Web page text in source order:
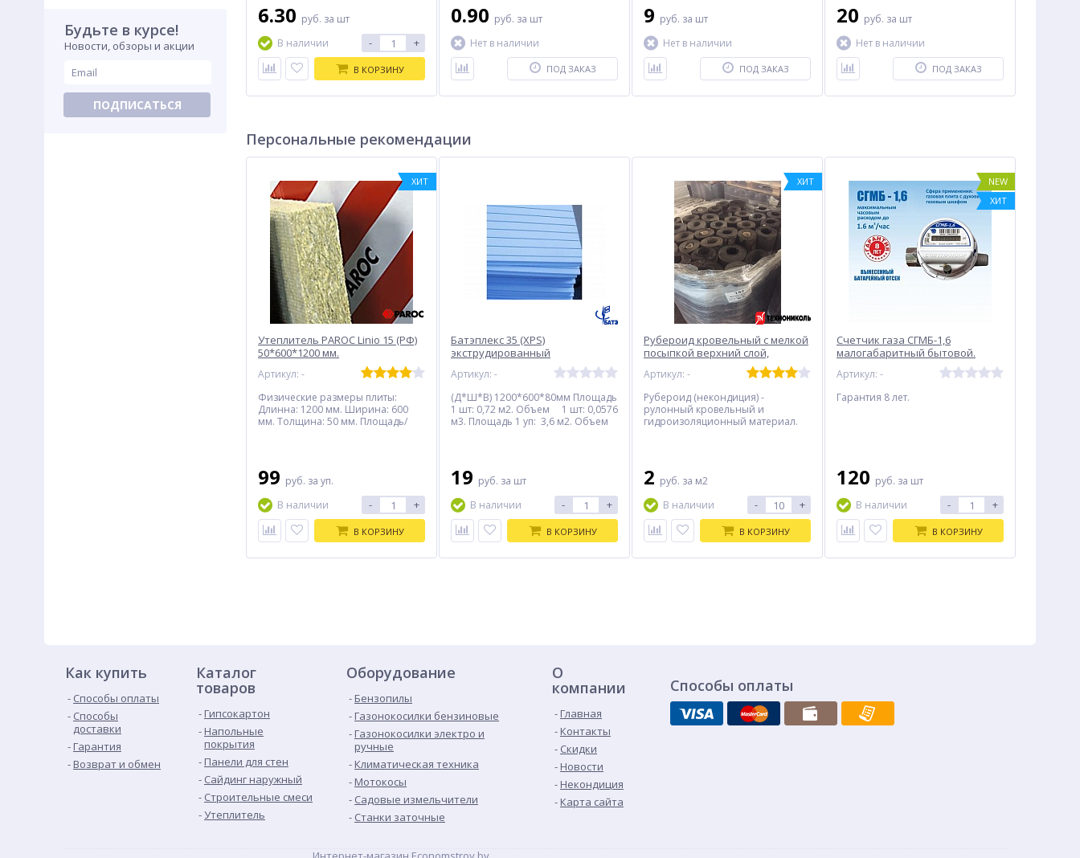
Будьте в курсе!
Новости, обзоры и акции
ПОДПИСАТЬСЯ
устройства перемычек между
ними в каркасах перегородок и
облицовок. Цена за 1 шт.
6.30 руб. за шт
В наличии
- +
В КОРЗИНУ
0.90 руб. за шт
Нет в наличии
ПОД ЗАКАЗ
9 руб. за шт
Нет в наличии
ПОД ЗАКАЗ
20 руб. за шт
Нет в наличии
ПОД ЗАКАЗ
Персональные рекомендации
ХИТ
Утеплитель PAROC Linio 15 (РФ)
50*600*1200 мм.
Артикул: -
Физические размеры плиты:
Длинна: 1200 мм. Ширина: 600
мм. Толщина: 50 мм. Площадь/
99 руб. за уп.
В наличии
- +
В КОРЗИНУ
Батэплекс 35 (XPS)
экструдированный
1200*600*80мм*5
шт=0,288м3/3,6м2.
Артикул: -
(Д*Ш*В) 1200*600*80мм Площадь
1 шт: 0,72 м2. Объем 1 шт: 0,0576
м3. Площадь 1 уп: 3,6 м2. Объем
19 руб. за шт
В наличии
- +
В КОРЗИНУ
ХИТ
Рубероид кровельный с мелкой
посыпкой верхний слой,
Артикул: -
Рубероид (некондиция) -
рулонный кровельный и
гидроизоляционный материал.
Масса: 27 кг. Цена за 1 м2.
2 руб. за м2
В наличии
- +
В КОРЗИНУ
NEW
ХИТ
Счетчик газа СГМБ-1,6
малогабаритный бытовой.
Сертифицирован в РБ!!!
Артикул: -
Гарантия 8 лет.
120 руб. за шт
В наличии
- +
В КОРЗИНУ
Как купить
Способы оплаты
Способы
доставки
Гарантия
Возврат и обмен
Каталог
товаров
Гипсокартон
Напольные
покрытия
Панели для стен
Сайдинг наружный
Строительные смеси
Утеплитель
Оборудование
Бензопилы
Газонокосилки бензиновые
Газонокосилки электро и
ручные
Климатическая техника
Мотокосы
Садовые измельчители
Станки заточные
О
компании
Главная
Контакты
Скидки
Новости
Некондиция
Карта сайта
Способы оплаты